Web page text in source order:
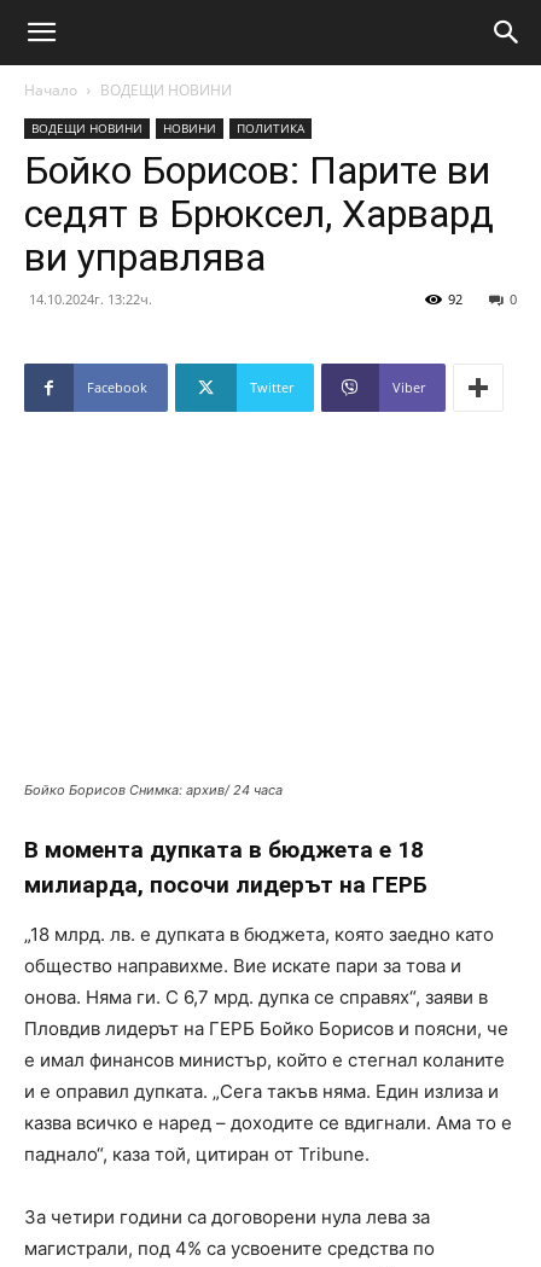
Начало ВОДЕЩИ НОВИНИ
ВОДЕЩИ НОВИНИ НОВИНИ ПОЛИТИКА
Бойко Борисов: Парите ви
седят в Брюксел, Харвард
ви управлява
14.10.2024г. 13:22ч. 0
92
Facebook Twitter Viber
Бойко Борисов Снимка: архив/ 24 часа
В момента дупката в бюджета е 18
милиарда, посочи лидерът на ГЕРБ
„18 млрд. лв. е дупката в бюджета, която заедно като
общество направихме. Вие искате пари за това и
онова. Няма ги. С 6,7 мрд. дупка се справях“, заяви в
Пловдив лидерът на ГЕРБ Бойко Борисов и поясни, че
е имал финансов министър, който е стегнал коланите
и е оправил дупката. „Сега такъв няма. Един излиза и
казва всичко е наред – доходите се вдигнали. Ама то е
паднало“, каза той, цитиран от Tribune.
За четири години са договорени нула лева за
магистрали, под 4% са усвоените средства по